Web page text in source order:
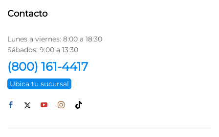
Contacto
Lunes a viernes: 8:00 a 18:30
Sábados: 9:00 a 13:30
(800) 161-4417
Ubica tu sucursal